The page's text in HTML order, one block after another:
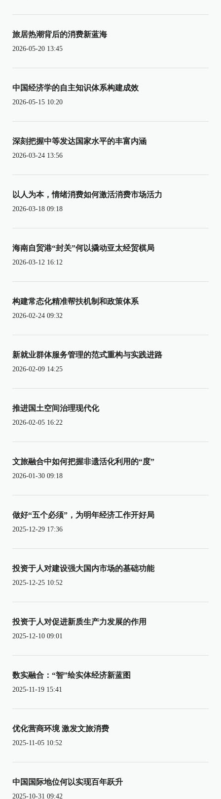
旅居热潮背后的消费新蓝海
2026-05-20 13:45
中国经济学的自主知识体系构建成效
2026-05-15 10:20
深刻把握中等发达国家水平的丰富内涵
2026-03-24 13:56
以人为本，情绪消费如何激活消费市场活力
2026-03-18 09:18
海南自贸港“封关”何以撬动亚太经贸棋局
2026-03-12 16:12
构建常态化精准帮扶机制和政策体系
2026-02-24 09:32
新就业群体服务管理的范式重构与实践进路
2026-02-09 14:25
推进国土空间治理现代化
2026-02-05 16:22
文旅融合中如何把握非遗活化利用的“度”
2026-01-30 09:18
做好“五个必须”，为明年经济工作开好局
2025-12-29 17:36
投资于人对建设强大国内市场的基础功能
2025-12-25 10:52
投资于人对促进新质生产力发展的作用
2025-12-10 09:01
数实融合：“智”绘实体经济新蓝图
2025-11-19 15:41
优化营商环境 激发文旅消费
2025-11-05 10:52
中国国际地位何以实现百年跃升
2025-10-31 09:42